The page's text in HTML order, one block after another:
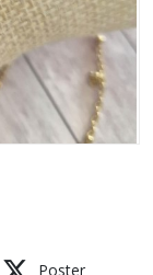
Poster